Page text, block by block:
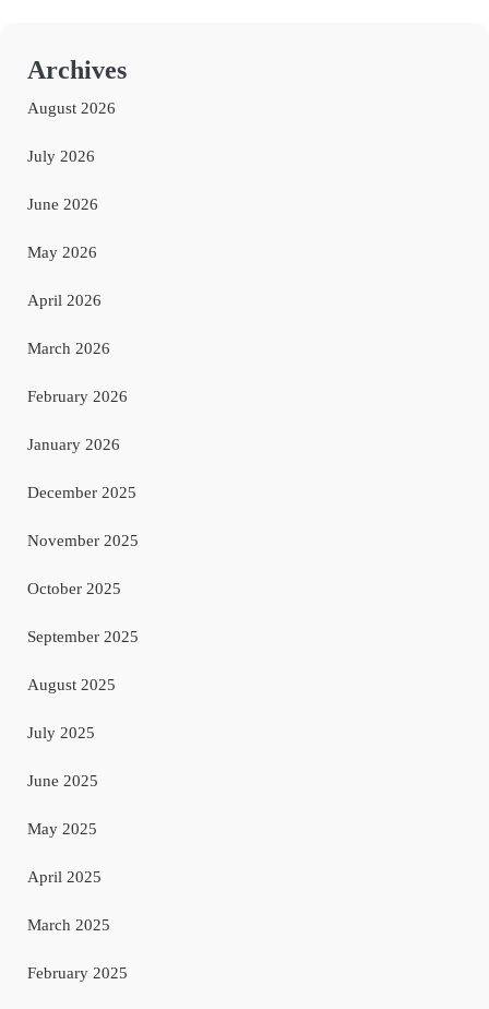
Archives
August 2026
July 2026
June 2026
May 2026
April 2026
March 2026
February 2026
January 2026
December 2025
November 2025
October 2025
September 2025
August 2025
July 2025
June 2025
May 2025
April 2025
March 2025
February 2025